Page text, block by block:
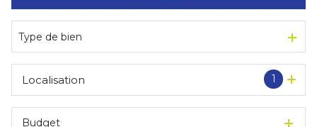
De l'immo pro
Type de bien
1
Localisation
Budget